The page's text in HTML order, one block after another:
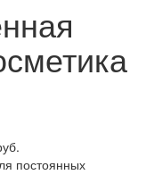
постоянных